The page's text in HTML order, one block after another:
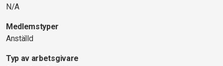
N/A
Medlemstyper
Anställd
Typ av arbetsgivare